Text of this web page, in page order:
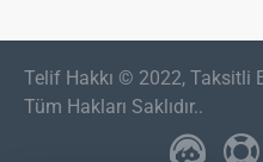
Telif Hakkı © 2022, Taksitli
Tüm Hakları Saklıdır..